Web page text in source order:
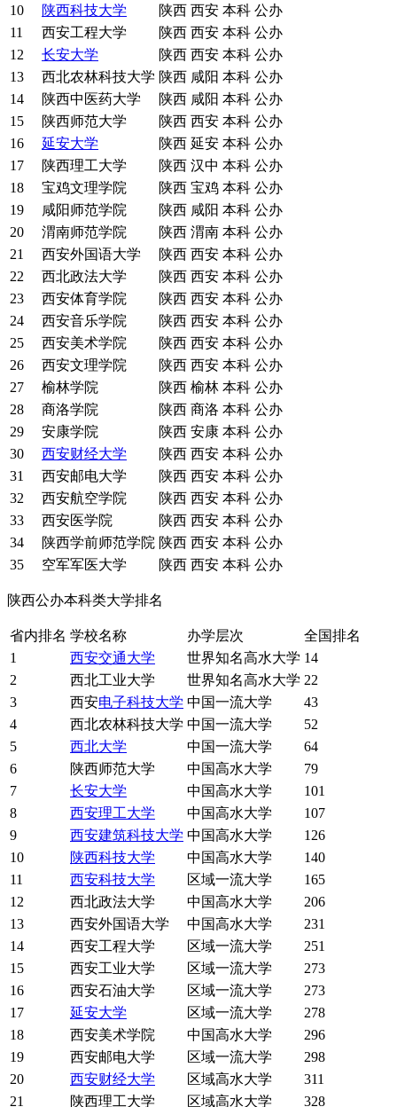
10
陕西科技大学 陕西 西安 本科 公办
11
西安工程大学 陕西 西安 本科 公办
12
长安大学 陕西 西安 本科 公办
13
西北农林科技大学 陕西 咸阳 本科 公办
14
陕西中医药大学 陕西 咸阳 本科 公办
15
陕西师范大学 陕西 西安 本科 公办
16
延安大学 陕西 延安 本科 公办
17
陕西理工大学 陕西 汉中 本科 公办
18
宝鸡文理学院 陕西 宝鸡 本科 公办
19
咸阳师范学院 陕西 咸阳 本科 公办
20
渭南师范学院 陕西 渭南 本科 公办
21
西安外国语大学 陕西 西安 本科 公办
22
西北政法大学 陕西 西安 本科 公办
23
西安体育学院 陕西 西安 本科 公办
24
西安音乐学院 陕西 西安 本科 公办
25
西安美术学院 陕西 西安 本科 公办
26
西安文理学院 陕西 西安 本科 公办
27
榆林学院 陕西 榆林 本科 公办
28
商洛学院 陕西 商洛 本科 公办
29
安康学院 陕西 安康 本科 公办
30
西安财经大学 陕西 西安 本科 公办
31
西安邮电大学 陕西 西安 本科 公办
32
西安航空学院 陕西 西安 本科 公办
33
西安医学院 陕西 西安 本科 公办
34
陕西学前师范学院 陕西 西安 本科 公办
35
空军军医大学 陕西 西安 本科 公办
陕西公办本科类大学排名
省内排名 学校名称 办学层次
全国排名
1
西安交通大学 世界知名高水大学 14
2
西北工业大学 世界知名高水大学 22
3
西安电子科技大学 中国一流大学
43
4
西北农林科技大学 中国一流大学
52
5
西北大学 中国一流大学
64
6
陕西师范大学 中国高水大学
79
7
长安大学 中国高水大学
101
8
西安理工大学 中国高水大学
107
9
西安建筑科技大学 中国高水大学
126
10
陕西科技大学 中国高水大学
140
11
西安科技大学 区域一流大学
165
12
西北政法大学 中国高水大学
206
13
西安外国语大学 中国高水大学
231
14
西安工程大学 区域一流大学
251
15
西安工业大学 区域一流大学
273
16
西安石油大学 区域一流大学
273
17
延安大学 区域一流大学
278
18
西安美术学院 中国高水大学
296
19
西安邮电大学 区域一流大学
298
20
西安财经大学 区域高水大学
311
21
陕西理工大学 区域高水大学
328